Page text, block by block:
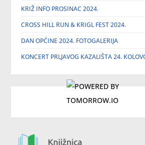
KRIŽ INFO PROSINAC 2024.
CROSS HILL RUN & KRIGL FEST 2024.
DAN OPĆINE 2024. FOTOGALERIJA
KONCERT PRLJAVOG KAZALIŠTA 24.